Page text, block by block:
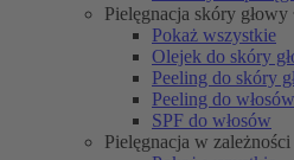
Pielęgnacja skóry głowy
Pokaż wszystkie
Olejek do skóry
Peeling do skóry
Peeling do włosów
SPF do włosów
Pielęgnacja w